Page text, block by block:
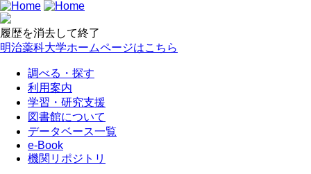
履歴を消去して終了
明治薬科大学ホームページはこちら
調べる・探す
利用案内
学習・研究支援
図書館について
データベース一覧
e-Book
機関リポジトリ